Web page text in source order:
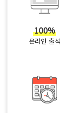
100%
온라인 출석